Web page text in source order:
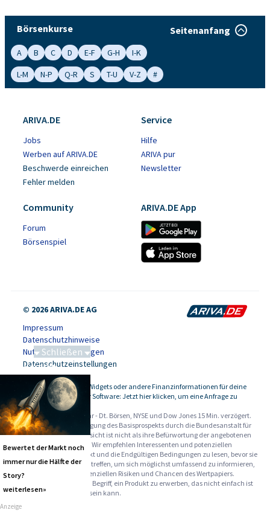
Börsenkurse Seitenanfang
A B C D E-F G-H
I-K
L-M
N-P Q-R S T-U V-Z #
ARIVA.DE
Jobs
Werben auf ARIVA.DE
Beschwerde einreichen
Fehler melden
Service
Hilfe
ARIVA pur
Newsletter
Community
Forum
Börsenspiel
ARIVA.DE App
© 2026 ARIVA.DE AG
Impressum
Datenschutzhinweise
Nutzungsbedingungen
Datenschutzeinstellungen
-
Kursdaten, Widgets oder andere Finanzinformationen für deine
Website oder Software: Jetzt hier klicken, um eine Anfrage zu
stellen.
Alle Angaben ohne Gewähr - Dt. Börsen, NYSE und Dow Jones 15 Min. verzögert.
Werbehinweise:
Die Billigung des Basisprospekts durch die Bundesanstalt für
Finanzdienstleistungsaufsicht ist nicht als ihre Befürwortung der angebotenen
Wertpapiere zu verstehen. Wir empfehlen Interessenten und potenziellen
Anlegern den Basisprospekt und die Endgültigen Bedingungen zu lesen, bevor sie
eine Anlageentscheidung treffen, um sich möglichst umfassend zu informieren,
insbesondere über die potenziellen Risiken und Chancen des Wertpapiers.
Warnhinweise: Sie sind im Begriff, ein Produkt zu erwerben, das nicht einfach ist
und schwer zu verstehen sein kann.
Schließen
Saga bei 0,53 CAD
Bewertet der Markt noch
immer nur die Hälfte der
Story?
weiterlesen»
Anzeige